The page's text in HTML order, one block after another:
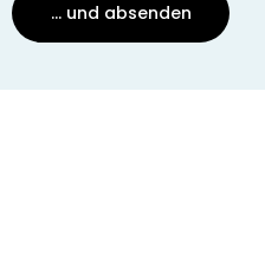
... und absenden